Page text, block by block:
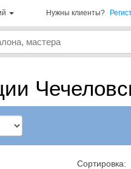
Нужны клиенты?
Сортировка: